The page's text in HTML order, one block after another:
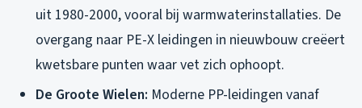
uit 1980-2000, vooral bij warmwaterinstallaties. De
overgang naar PE-X leidingen in nieuwbouw creëert
kwetsbare punten waar vet zich ophoopt.
De Groote Wielen: Moderne PP-leidingen vanaf